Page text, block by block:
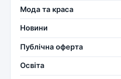
Мода та краса
Новини
Публічна оферта
Освіта